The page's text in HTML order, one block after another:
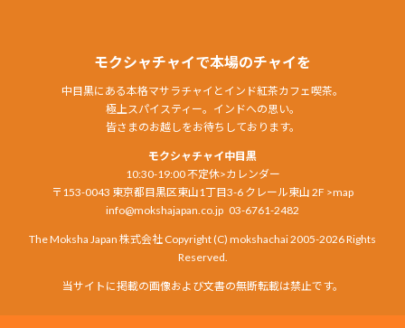
モクシャチャイで本場のチャイを
中目黒にある本格マサラチャイとインド紅茶カフェ喫茶。
極上スパイスティー。インドへの思い。
皆さまのお越しをお待ちしております。
モクシャチャイ中目黒
10:30-19:00 不定休>カレンダー
〒153-0043 東京都目黒区東山1丁目3-6 クレール東山 2F >map
info@mokshajapan.co.jp 03-6761-2482
The Moksha Japan 株式会社 Copyright (C) mokshachai 2005-2026 Rights
Reserved.
当サイトに掲載の画像および文書の無断転載は禁止です。